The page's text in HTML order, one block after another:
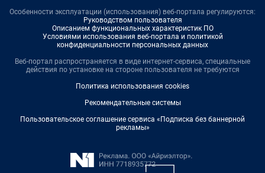
Особенности эксплуатации (использования) веб-портала регулируются:
Руководством пользователя
Описанием функциональных характеристик ПО
Условиями использования веб-портала и политикой
конфиденциальности персональных данных
Веб-портал распространяется в виде интернет-сервиса, специальные
действия по установке на стороне пользователя не требуются
Политика использования cookies
Рекомендательные системы
Пользовательское соглашение сервиса «Подписка без баннерной
рекламы»